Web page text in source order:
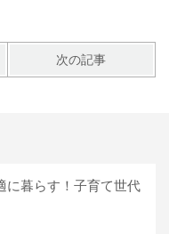
次の記事
に暮らす！子育て世代